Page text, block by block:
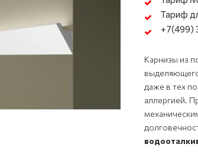
Тариф
+7(499)
Карнизы из
даже в тех
аллергией.